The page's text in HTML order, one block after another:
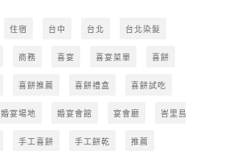
住宿 台中 台北 台北染髮
商務 喜宴 喜宴菜單 喜餅
喜餅推薦 喜餅禮盒 喜餅試吃
婚宴場地 婚宴會館 宴會廳 峇里島
手工喜餅 手工餅乾 推薦